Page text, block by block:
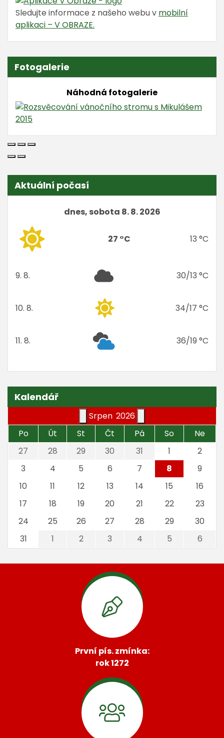
Sledujte informace z našeho webu v mobilní
aplikaci – V OBRAZE.
Fotogalerie
Náhodná fotogalerie
Aktuální počasí
dnes, sobota 8. 8. 2026
27 °C 13 °C
neděle
9. 8. 30/13 °C
pondělí
10. 8. 34/17 °C
úterý
11. 8. 36/19 °C
Kalendář
Srpen 2026
Po
Út St Čt Pá So
Ne
27
28 29 30 31 1
2
3
4 5 6 7 8
9
10
11 12 13 14 15
16
17
18 19 20 21 22
23
24
25 26 27 28 29
30
31
1 2 3 4 5 6
První pís. zmínka:
rok 1272